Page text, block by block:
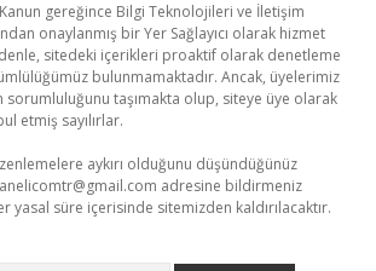
Kanun gereğince Bilgi Teknolojileri ve İletişim
onaylanmış bir Yer Sağlayıcı olarak hizmet
sitedeki içerikleri proaktif olarak denetleme
bulunmamaktadır. Ancak, üyelerimiz
sorumluluğunu taşımakta olup, siteye üye olarak
etmiş sayılırlar.
aykırı olduğunu düşündüğünüz
adresine bildirmeniz
yasal süre içerisinde sitemizden kaldırılacaktır.